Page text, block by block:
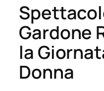
Gardone
la
Donna